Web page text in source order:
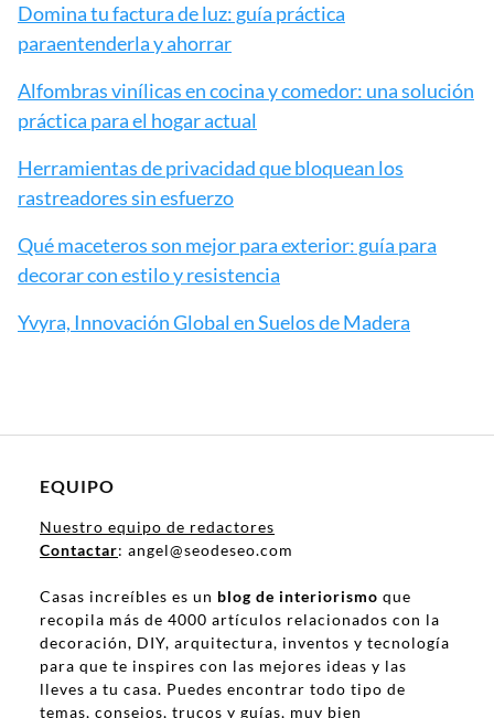
Domina tu factura de luz: guía práctica
paraentenderla y ahorrar
Alfombras vinílicas en cocina y comedor: una solución
práctica para el hogar actual
Herramientas de privacidad que bloquean los
rastreadores sin esfuerzo
Qué maceteros son mejor para exterior: guía para
decorar con estilo y resistencia
Yvyra, Innovación Global en Suelos de Madera
EQUIPO
Nuestro equipo de redactores
Contactar: angel@seodeseo.com
Casas increíbles es un blog de interiorismo que
recopila más de 4000 artículos relacionados con la
decoración, DIY, arquitectura, inventos y tecnología
para que te inspires con las mejores ideas y las
lleves a tu casa. Puedes encontrar todo tipo de
temas, consejos, trucos y guías, muy bien